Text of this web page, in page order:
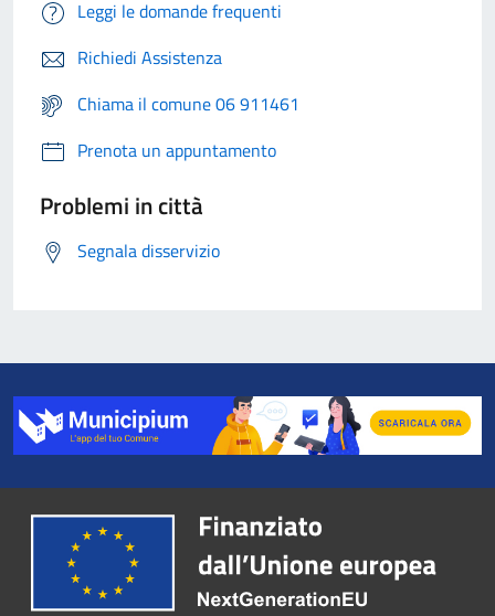
Leggi le domande frequenti
Richiedi Assistenza
Chiama il comune 06 911461
Prenota un appuntamento
Problemi in città
Segnala disservizio